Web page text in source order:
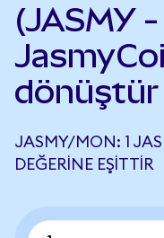
(JASMY
dönüştür
JASMY/MON: 1
DEĞERINE EŞITTIR